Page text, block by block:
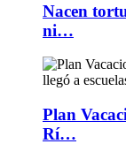
Nacen
ni…
Plan
Rí…